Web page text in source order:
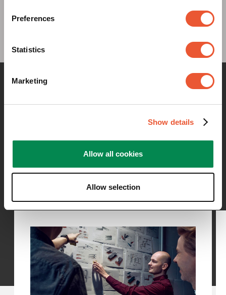
Preferences
Statistics
Marketing
Show details
Allow all cookies
Allow selection
Ce qui distingue Vogel's et
pourquoi nous produisons
La qualité des produits n'est pas une chose que
que nos produits sont conçus et fabriqués pour